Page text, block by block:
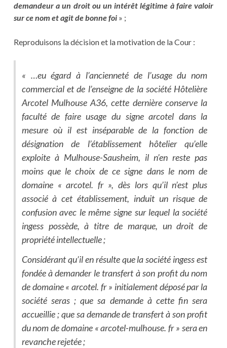
demandeur a un droit ou un intérêt légitime à faire valoir
sur ce nom et agit de bonne foi » ;
Reproduisons la décision et la motivation de la Cour :
« …eu égard à l’ancienneté de l’usage du nom
commercial et de l’enseigne de la société Hôtelière
Arcotel Mulhouse A36, cette dernière conserve la
faculté de faire usage du signe arcotel dans la
mesure où il est inséparable de la fonction de
désignation de l’établissement hôtelier qu’elle
exploite à Mulhouse-Sausheim, il n’en reste pas
moins que le choix de ce signe dans le nom de
domaine « arcotel. fr », dès lors qu’il n’est plus
associé à cet établissement, induit un risque de
confusion avec le même signe sur lequel la société
ingess possède, à titre de marque, un droit de
propriété intellectuelle ;
Considérant qu’il en résulte que la société ingess est
fondée à demander le transfert à son profit du nom
de domaine « arcotel. fr » initialement déposé par la
société seras ; que sa demande à cette fin sera
accueillie ; que sa demande de transfert à son profit
du nom de domaine « arcotel-mulhouse. fr » sera en
revanche rejetée ;